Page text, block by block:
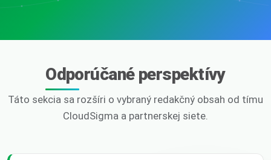
Odporúčané perspektívy
Táto sekcia sa rozšíri o vybraný redakčný obsah od tímu
CloudSigma a partnerskej siete.